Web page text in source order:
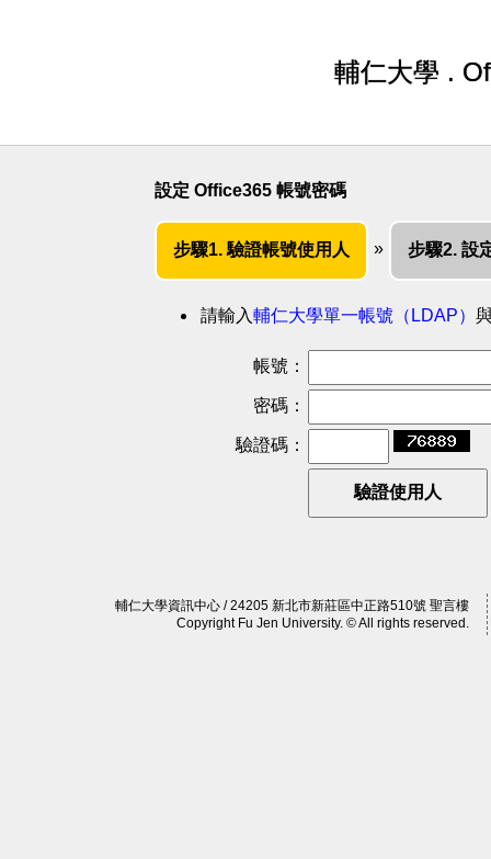
輔仁大學 .
設定 Office365 帳號密碼
步驟1. 驗證帳號使用人 » 步驟2. 設
請輸入輔仁大學單一帳號（LDAP）
帳號：
密碼：
驗證碼：
輔仁大學資訊中心 / 24205 新北市新莊區中正路510號 聖言樓
Copyright Fu Jen University. © All rights reserved.